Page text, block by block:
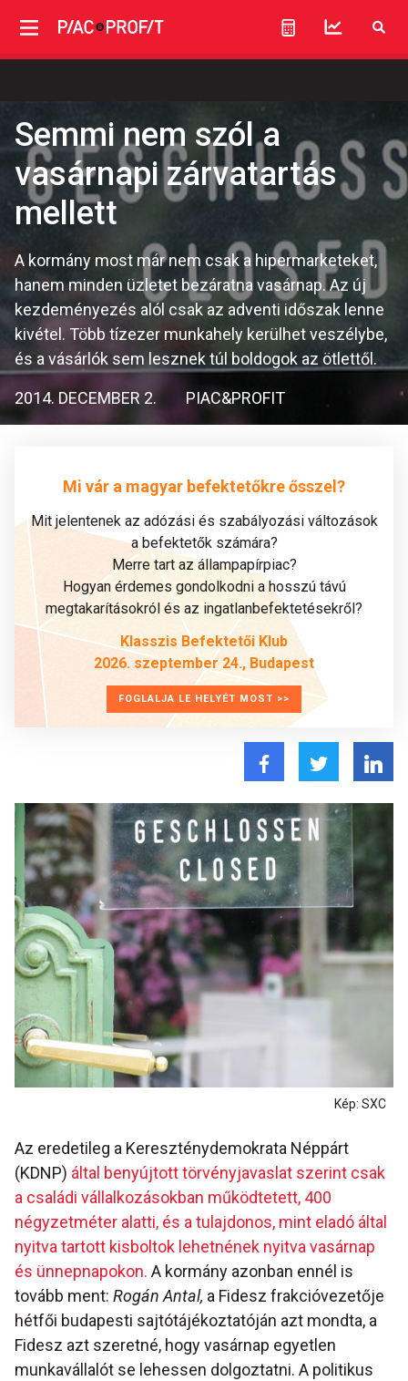
Semmi nem szól a
vasárnapi zárvatartás
mellett
A kormány most már nem csak a hipermarketeket,
hanem minden üzletet bezáratna vasárnap. Az új
kezdeményezés alól csak az adventi időszak lenne
kivétel. Több tízezer munkahely kerülhet veszélybe,
és a vásárlók sem lesznek túl boldogok az ötlettől.
2014. DECEMBER 2. PIAC&PROFIT
Mi vár a magyar befektetőkre ősszel?
Mit jelentenek az adózási és szabályozási változások
a befektetők számára?
Merre tart az állampapírpiac?
Hogyan érdemes gondolkodni a hosszú távú
megtakarításokról és az ingatlanbefektetésekről?
Klasszis Befektetői Klub
2026. szeptember 24., Budapest
FOGLALJA LE HELYÉT MOST >>
Kép: SXC
Az eredetileg a Kereszténydemokrata Néppárt
(KDNP) által benyújtott törvényjavaslat szerint csak
a családi vállalkozásokban működtetett, 400
négyzetméter alatti, és a tulajdonos, mint eladó által
nyitva tartott kisboltok lehetnének nyitva vasárnap
és ünnepnapokon. A kormány azonban ennél is
tovább ment: Rogán Antal, a Fidesz frakcióvezetője
hétfői budapesti sajtótájékoztatóján azt mondta, a
Fidesz azt szeretné, hogy vasárnap egyetlen
munkavállalót se lehessen dolgoztatni. A politikus